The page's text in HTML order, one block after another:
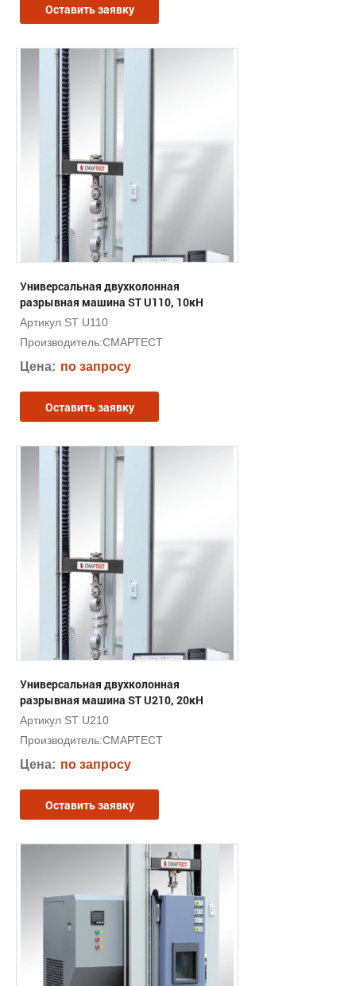
Оставить заявку
Универсальная двухколонная
разрывная машина ST U110, 10кН
Артикул ST U110
Производитель:СМАРТЕСТ
Цена: по запросу
Оставить заявку
Универсальная двухколонная
разрывная машина ST U210, 20кН
Артикул ST U210
Производитель:СМАРТЕСТ
Цена: по запросу
Оставить заявку